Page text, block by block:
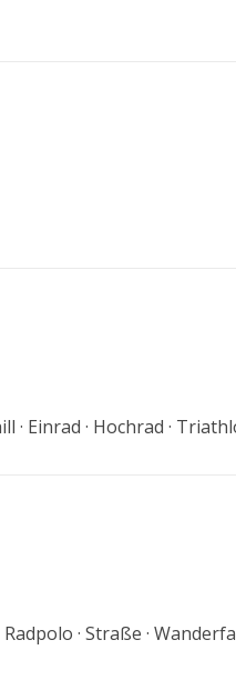
· Einrad · Hochrad ·
Radpolo · Straße ·